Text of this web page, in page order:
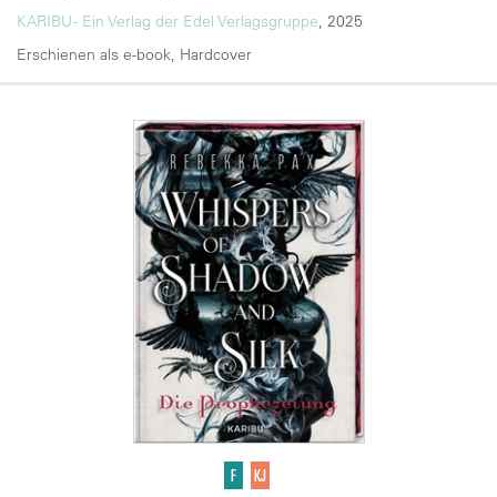
KARIBU - Ein Verlag der Edel Verlagsgruppe, 2025
Erschienen als e-book, Hardcover